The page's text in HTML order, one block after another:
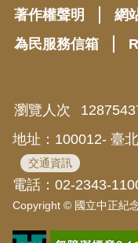
著作權聲明
網
為民服務信箱
瀏覽人次
地址：100012- 臺
交通資訊
電話：02-2343-
Copyright © 國立中正紀